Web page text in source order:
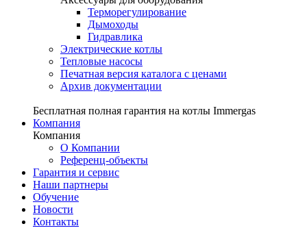
Терморегулирование
Дымоходы
Гидравлика
Электрические котлы
Тепловые насосы
Печатная версия каталога с ценами
Архив документации
Бесплатная полная гарантия на котлы Immergas
Компания
Компания
О Компании
Референц-объекты
Гарантия и сервис
Наши партнеры
Обучение
Новости
Контакты